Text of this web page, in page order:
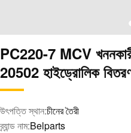
PC220-7 MCV
20502 হাইড্রোলিক
উৎপত্তি স্থান:চীনের তৈরী
ব্র্যান্ড নাম:Belparts